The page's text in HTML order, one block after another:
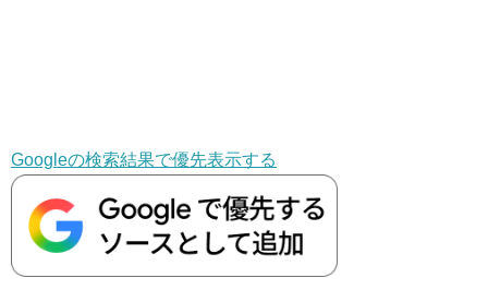
Googleの検索結果で優先表示する